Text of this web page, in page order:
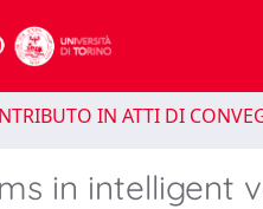
IN ATTI DI
in intelligent